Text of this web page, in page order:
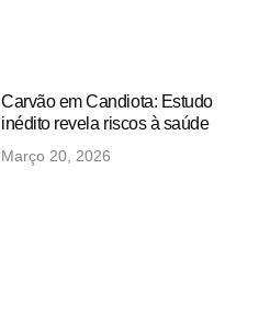
Carvão em Candiota: Estudo
inédito revela riscos à saúde
Março 20, 2026